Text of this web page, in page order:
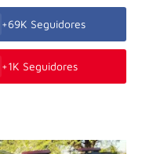
+69K Seguidores
+1K Seguidores